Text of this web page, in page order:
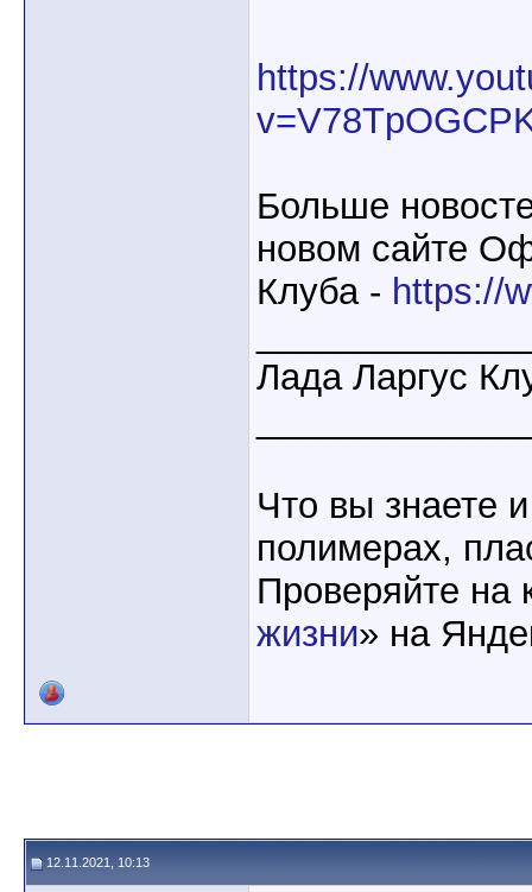
https://
Больше
новом сайте
Клуба - https://
Лада Ларгус
Что вы знаете
полимерах,
Проверяйте на
жизни» на
12.11.2021, 10:13